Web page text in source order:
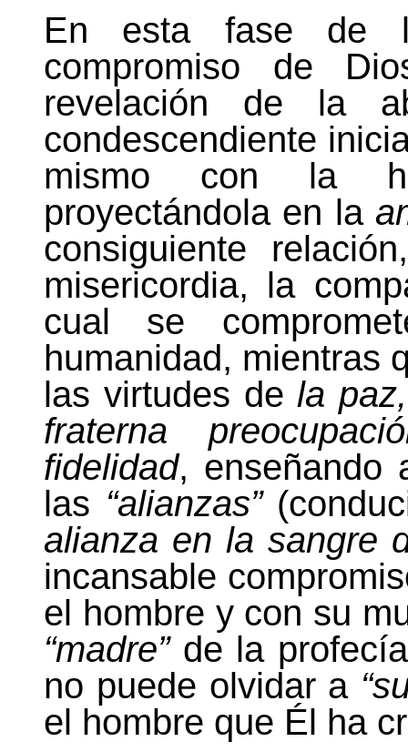
En esta fase de
compromiso de
revelación de la
condescendiente
mismo con la
proyectándola en la
consiguiente
misericordia, la
cual se
humanidad, mientras
las virtudes de la
fraterna
fidelidad, enseñando
las “alianzas”
alianza en la sangre
incansable
el hombre y con su
“madre”de la
no puede olvidar a
el hombre que Él ha